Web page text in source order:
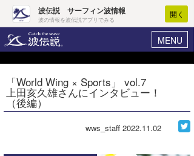
波伝説 サーフィン波情報
波の情報を波伝説アプリでみる
開く
MENU
ヘルプ マイホーム
ログイン
「World Wing × Sports」 vol.7
上田亥久雄さんにインタビュー！
（後編）
wws_staff 2022.11.02
Core Surf Japan
コンテスト
ファッション/グッズ